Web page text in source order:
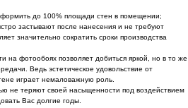
до 100% площади стен в помещении;
застывают после нанесения и не требуют
значительно сократить сроки производства
на фотообоях позволяет добиться яркой, но в то же
Ведь эстетическое удовольствие от
играет немаловажную роль.
не теряют своей насыщенности под воздействием
Вас долгие годы.